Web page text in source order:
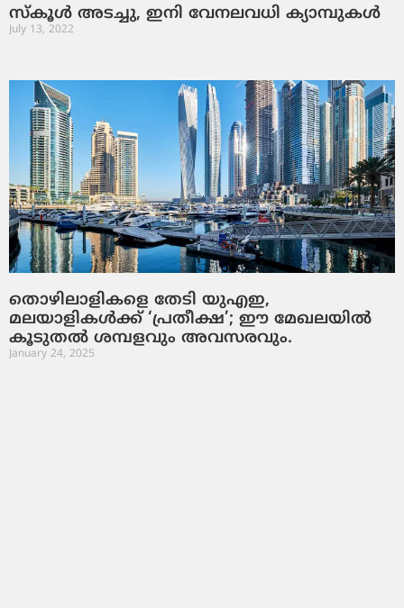
സ്‌കൂള്‍ അടച്ചു, ഇനി വേനലവധി ക്യാമ്പുകള്‍
July 13, 2022
തൊഴിലാളികളെ തേടി യുഎഇ,
മലയാളികൾക്ക് ‘പ്രതീക്ഷ’; ഈ മേഖലയിൽ
കൂടുതൽ ശമ്പളവും അവസരവും.
January 24, 2025